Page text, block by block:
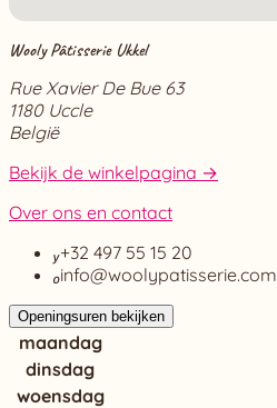
Wooly Pâtisserie Ukkel
Rue Xavier De Bue 63
1180 Uccle
België
Bekijk de winkelpagina →
Over ons en contact
+32 497 55 15 20
info@woolypatisserie.com
Openingsuren bekijken
maandag
dinsdag
woensdag